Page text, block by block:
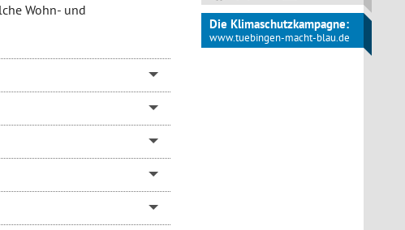
Wohn- und
Die Klimaschutzkampagne:
www.tuebingen-macht-blau.de